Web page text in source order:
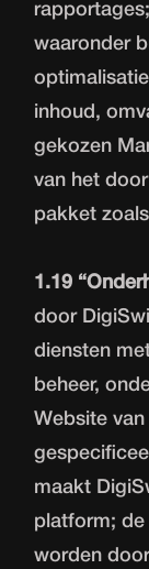
waaronder
inhoud,
gekozen
van het
pakket
1.19
door
diensten
beheer,
Website
maakt
platform; de
worden